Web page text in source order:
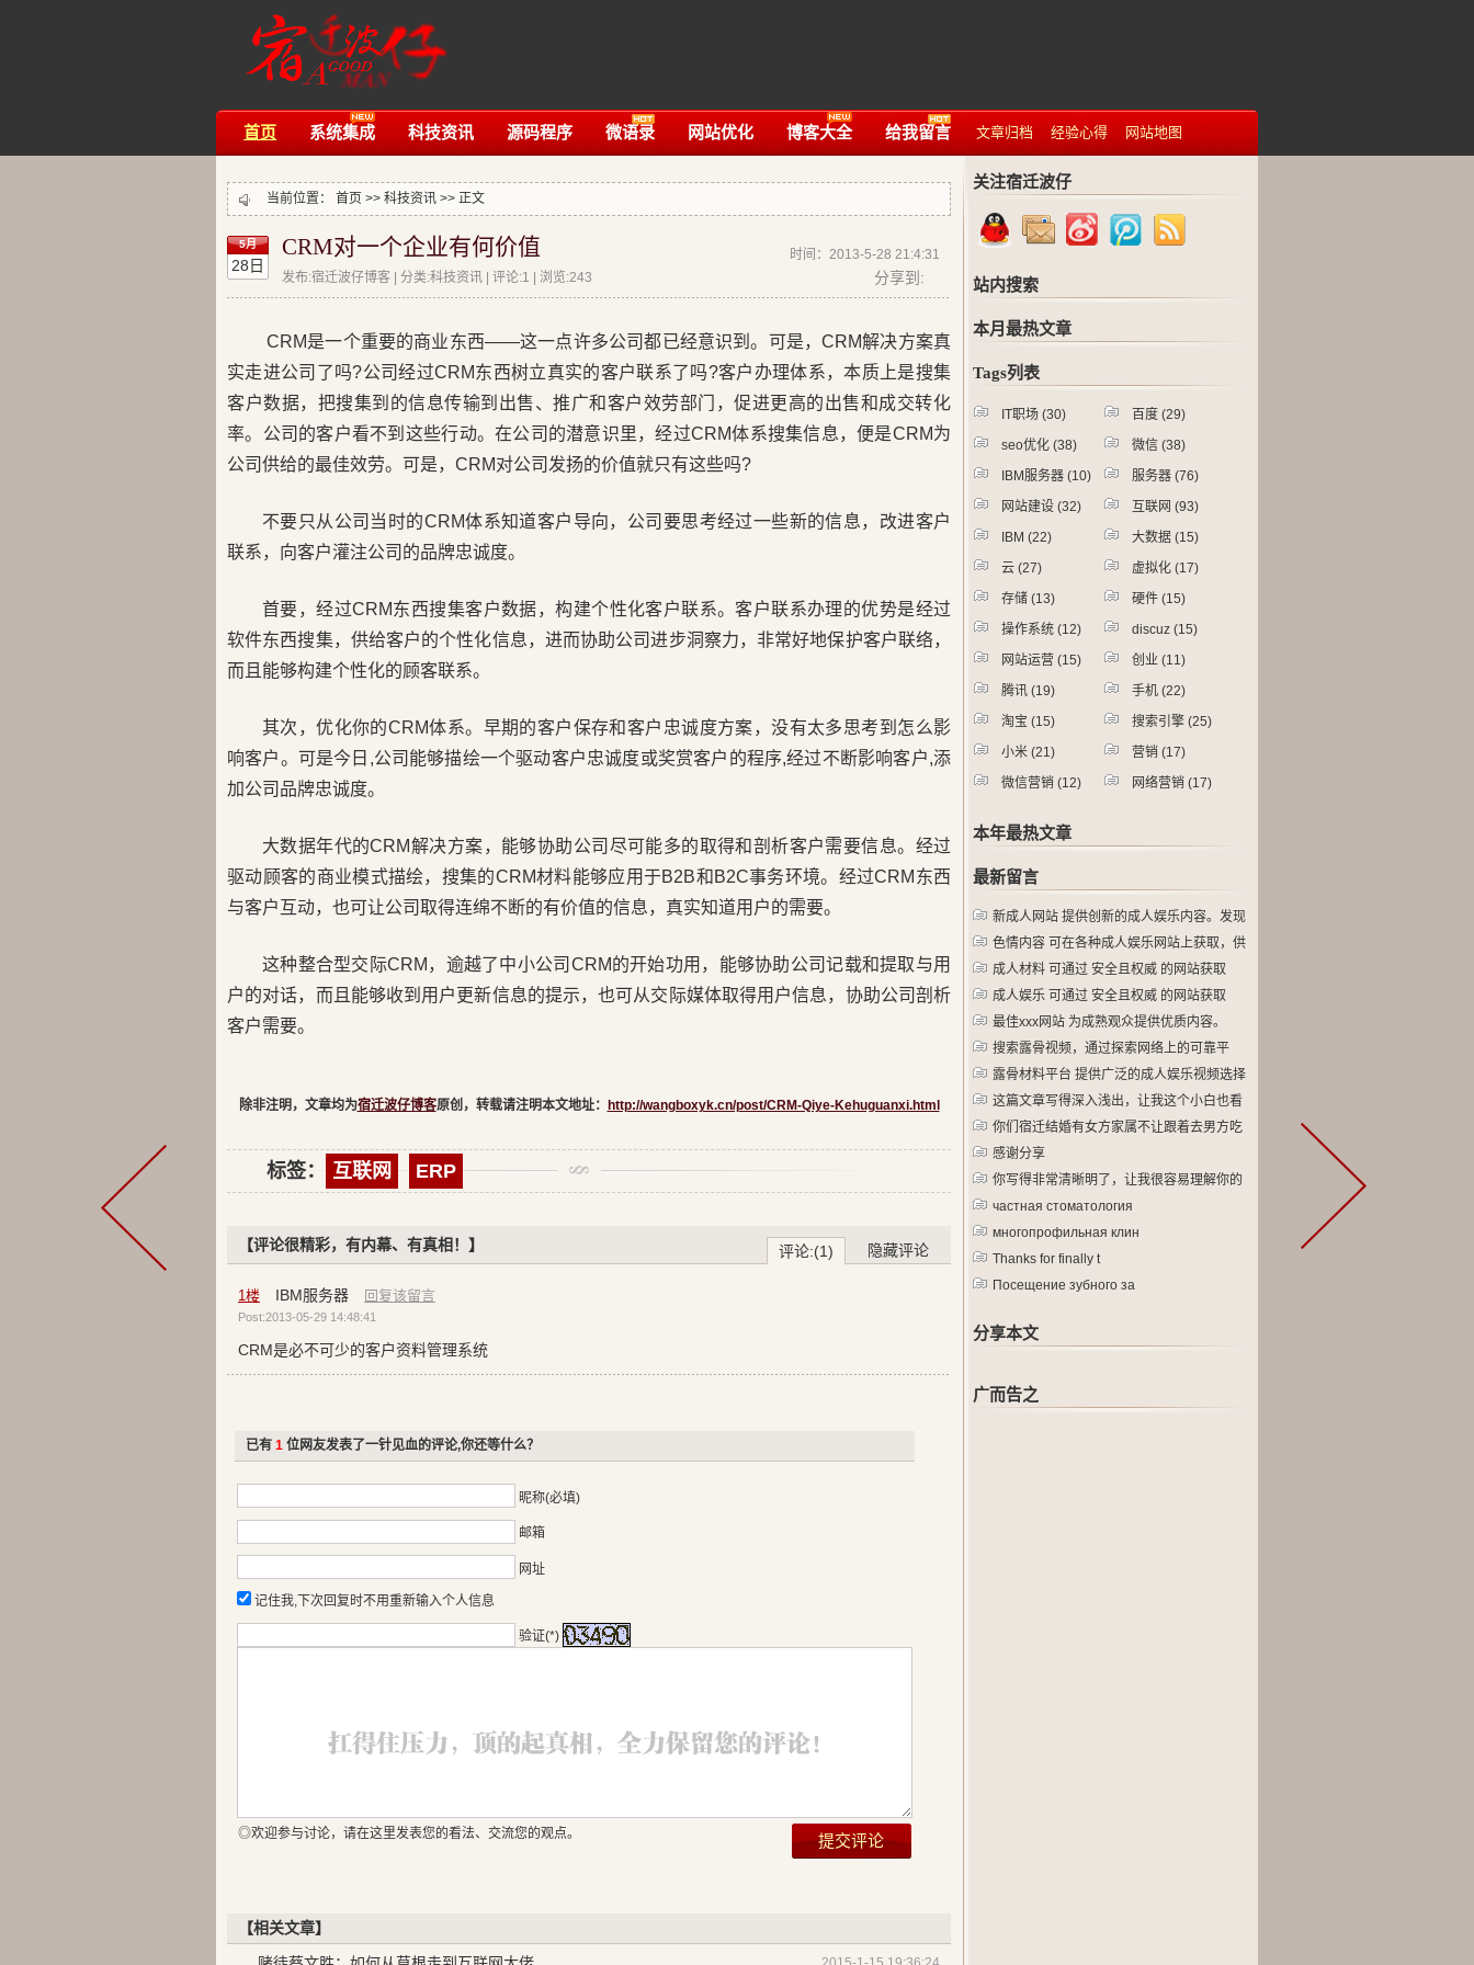
首页 系统集成 科技资讯 源码程序 微语录 网站优化 博客大全 给我留言 文章归档 经验心得 网站地图
当前位置： 首页 >> 科技资讯 >> 正文
5月
28日
时间：2013-5-28 21:4:31
CRM对一个企业有何价值
发布:宿迁波仔博客 | 分类:科技资讯 | 评论:1 | 浏览:243 分享到:
CRM是一个重要的商业东西——这一点许多公司都已经意识到。可是，CRM解决方案真
实走进公司了吗?公司经过CRM东西树立真实的客户联系了吗?客户办理体系，本质上是搜集
客户数据，把搜集到的信息传输到出售、推广和客户效劳部门，促进更高的出售和成交转化
率。公司的客户看不到这些行动。在公司的潜意识里，经过CRM体系搜集信息，便是CRM为
公司供给的最佳效劳。可是，CRM对公司发扬的价值就只有这些吗?
不要只从公司当时的CRM体系知道客户导向，公司要思考经过一些新的信息，改进客户
联系，向客户灌注公司的品牌忠诚度。
首要，经过CRM东西搜集客户数据，构建个性化客户联系。客户联系办理的优势是经过
软件东西搜集，供给客户的个性化信息，进而协助公司进步洞察力，非常好地保护客户联络，
而且能够构建个性化的顾客联系。
其次，优化你的CRM体系。早期的客户保存和客户忠诚度方案，没有太多思考到怎么影
响客户。可是今日,公司能够描绘一个驱动客户忠诚度或奖赏客户的程序,经过不断影响客户,添
加公司品牌忠诚度。
大数据年代的CRM解决方案，能够协助公司尽可能多的取得和剖析客户需要信息。经过
驱动顾客的商业模式描绘，搜集的CRM材料能够应用于B2B和B2C事务环境。经过CRM东西
与客户互动，也可让公司取得连绵不断的有价值的信息，真实知道用户的需要。
这种整合型交际CRM，逾越了中小公司CRM的开始功用，能够协助公司记载和提取与用
户的对话，而且能够收到用户更新信息的提示，也可从交际媒体取得用户信息，协助公司剖析
客户需要。
除非注明，文章均为宿迁波仔博客原创，转载请注明本文地址： http://wangboxyk.cn/post/CRM-Qiye-Kehuguanxi.html
标签： 互联网 ERP
评论:(1) 隐藏评论
【评论很精彩，有内幕、有真相！】
1楼 IBM服务器 回复该留言
Post:2013-05-29 14:48:41
CRM是必不可少的客户资料管理系统
已有 1位网友发表了一针见血的评论,你还等什么？
昵称(必填)
邮箱
网址
记住我,下次回复时不用重新输入个人信息
验证(*)
◎欢迎参与讨论，请在这里发表您的看法、交流您的观点。
【相关文章】
关注宿迁波仔
站内搜索
本月最热文章
Tags列表
IT职场 (30) 百度 (29)
seo优化 (38) 微信 (38)
IBM服务器 (10) 服务器 (76)
网站建设 (32) 互联网 (93)
IBM (22) 大数据 (15)
云 (27) 虚拟化 (17)
存储 (13) 硬件 (15)
操作系统 (12) discuz (15)
网站运营 (15) 创业 (11)
腾讯 (19) 手机 (22)
淘宝 (15) 搜索引擎 (25)
小米 (21) 营销 (17)
微信营销 (12) 网络营销 (17)
本年最热文章
最新留言
新成人网站 提供创新的成人娱乐内容。发现
色情内容 可在各种成人娱乐网站上获取，供
成人材料 可通过 安全且权威 的网站获取
成人娱乐 可通过 安全且权威 的网站获取
最佳xxx网站 为成熟观众提供优质内容。
搜索露骨视频，通过探索网络上的可靠平
台。
露骨材料平台 提供广泛的成人娱乐视频选择
这篇文章写得深入浅出，让我这个小白也看
懂
你们宿迁结婚有女方家属不让跟着去男方吃
酒
感谢分享
你写得非常清晰明了，让我很容易理解你的
观
частная стоматология
многопрофильная клин
Thanks for finally t
Посещение зубного за
分享本文
广而告之